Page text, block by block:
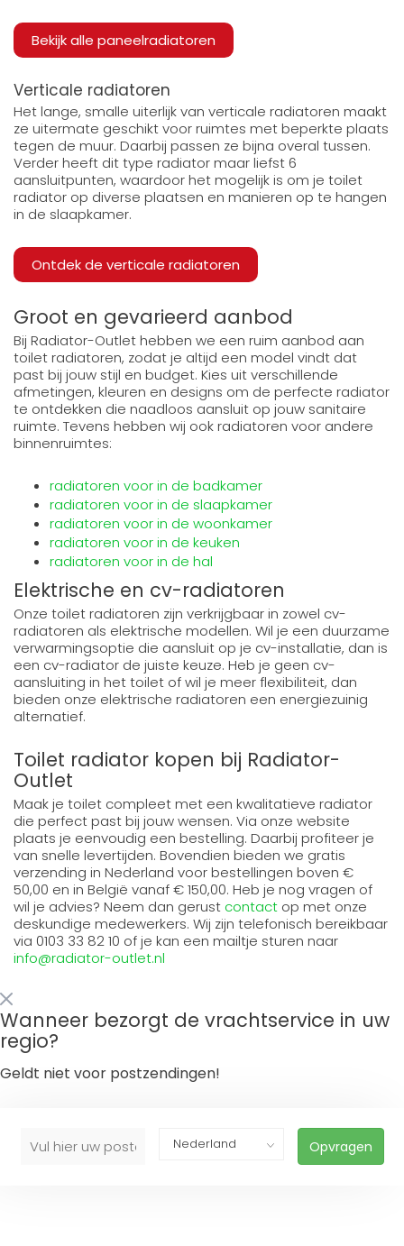
Bekijk alle paneelradiatoren
Verticale radiatoren
Het lange, smalle uiterlijk van verticale radiatoren maakt
ze uitermate geschikt voor ruimtes met beperkte plaats
tegen de muur. Daarbij passen ze bijna overal tussen.
Verder heeft dit type radiator maar liefst 6
aansluitpunten, waardoor het mogelijk is om je toilet
radiator op diverse plaatsen en manieren op te hangen
in de slaapkamer.
Ontdek de verticale radiatoren
Groot en gevarieerd aanbod
Bij Radiator-Outlet hebben we een ruim aanbod aan
toilet radiatoren, zodat je altijd een model vindt dat
past bij jouw stijl en budget. Kies uit verschillende
afmetingen, kleuren en designs om de perfecte radiator
te ontdekken die naadloos aansluit op jouw sanitaire
ruimte. Tevens hebben wij ook radiatoren voor andere
binnenruimtes:
radiatoren voor in de badkamer
radiatoren voor in de slaapkamer
radiatoren voor in de woonkamer
radiatoren voor in de keuken
radiatoren voor in de hal
Elektrische en cv-radiatoren
Onze toilet radiatoren zijn verkrijgbaar in zowel cv-
radiatoren als elektrische modellen. Wil je een duurzame
verwarmingsoptie die aansluit op je cv-installatie, dan is
een cv-radiator de juiste keuze. Heb je geen cv-
aansluiting in het toilet of wil je meer flexibiliteit, dan
bieden onze elektrische radiatoren een energiezuinig
alternatief.
Toilet radiator kopen bij Radiator-
Outlet
Maak je toilet compleet met een kwalitatieve radiator
die perfect past bij jouw wensen. Via onze website
plaats je eenvoudig een bestelling. Daarbij profiteer je
van snelle levertijden. Bovendien bieden we gratis
verzending in Nederland voor bestellingen boven €
50,00 en in België vanaf € 150,00. Heb je nog vragen of
wil je advies? Neem dan gerust contact op met onze
deskundige medewerkers. Wij zijn telefonisch bereikbaar
via 0103 33 82 10 of je kan een mailtje sturen naar
info@radiator-outlet.nl
Wanneer bezorgt de vrachtservice in uw
regio?
Geldt niet voor postzendingen!
Opvragen